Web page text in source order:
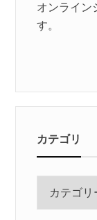
オンライン
す。
カテゴリ